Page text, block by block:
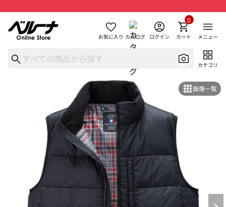
お気に入り カタログ ログイン カート
0
メニュー
カテゴリ
画像一覧